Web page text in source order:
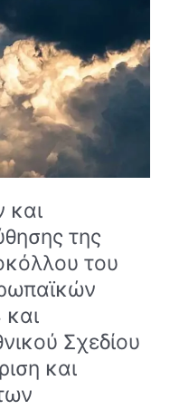
και
της
του
Σχεδίου
και